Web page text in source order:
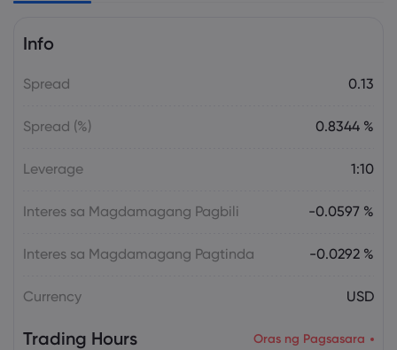
October Inflation Data Release
US-EU Relations: Russia Sanctions Unite
Info
Spread 0.13
Spread (%) 0.8344 %
Leverage 1:10
Interes sa Magdamagang Pagbili -0.0597 %
Interes sa Magdamagang Pagtinda -0.0292 %
Currency USD
Trading Hours Oras ng Pagsasara